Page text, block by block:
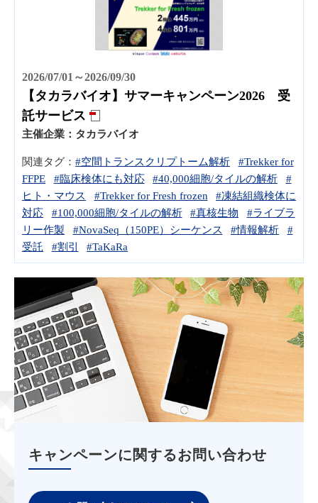
2026/07/01～2026/09/30
【タカラバイオ】サマーキャンペーン2026 受
託サービス
主催企業： タカラバイオ
関連タグ： #空間トランスクリプトーム解析
#Trekker for
FFPE
#臨床検体にも対応 #40,000細胞/タイルの解析
#
ヒト・マウス
#Trekker for Fresh frozen
#凍結組織検体に
対応
#100,000細胞/タイルの解析 #真核生物
#ライブラ
リー作製
#NovaSeq（150PE）シーケンス #情報解析
#
受託
#割引 #TaKaRa
キャンペーンに関するお問い合わせ